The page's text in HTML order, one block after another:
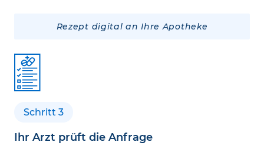
Rezept digital an Ihre Apotheke
Schritt 3
Ihr Arzt prüft die Anfrage